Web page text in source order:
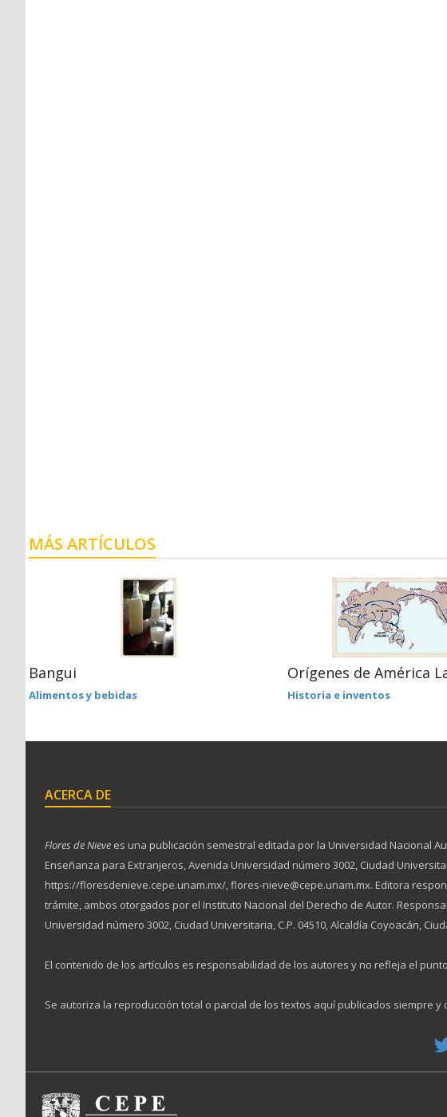
MÁS ARTÍCULOS
Bangui
Alimentos y bebidas
Orígenes de América
Historia e inventos
ACERCA DE
Flores de Nieve es una publicación semestral editada por la Universidad Nacional
Enseñanza para Extranjeros, Avenida Universidad número 3002, Ciudad
https://floresdenieve.cepe.unam.mx/, flores-nieve@cepe.unam.mx. Editora
trámite, ambos otorgados por el Instituto Nacional del Derecho de Autor.
Universidad número 3002, Ciudad Universitaria, C.P. 04510, Alcaldía Coyoacán,
El contenido de los artículos es responsabilidad de los autores y no refleja el
Se autoriza la reproducción total o parcial de los textos aquí publicados siempre